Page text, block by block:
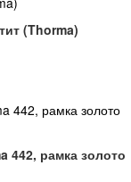
(Thorma)
442, рамка золото